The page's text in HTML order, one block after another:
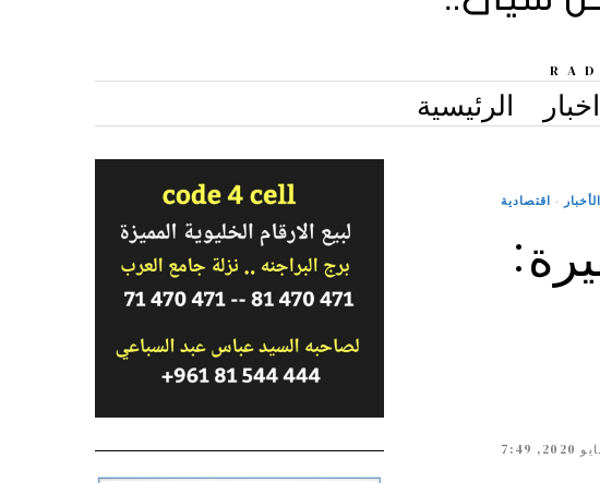
الرئيسية اخبار
· اقتصادية